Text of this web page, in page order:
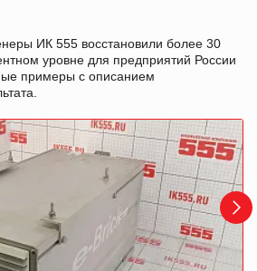
ИК 555 восстановили более 30
уровне для предприятий России
примеры с описанием